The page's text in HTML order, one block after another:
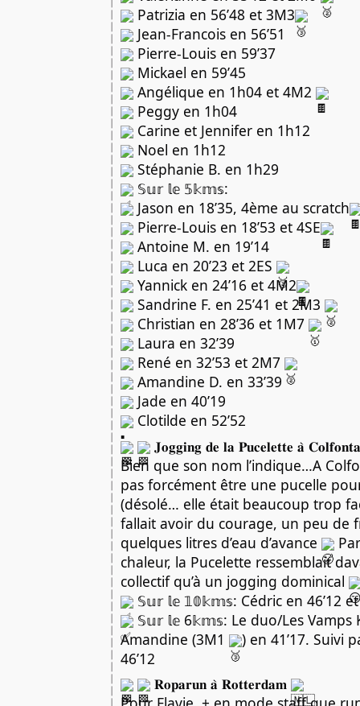
Patrizia en 56’48 et 3M3
Jean-Francois en 56’51
Pierre-Louis en 59’37
Mickael en 59’45
Angélique en 1h04 et 4M2
Peggy en 1h04
Carine et Jennifer en 1h12
Noel en 1h12
Stéphanie B. en 1h29
𝕊𝕦𝕣 𝕝𝕖 𝟝𝕜𝕞𝕤:
Jason en 18’35, 4ème au scratch
Pierre-Louis en 18’53 et 4SE
Antoine M. en 19’14
Luca en 20’23 et 2ES
Yannick en 24’16 et 4M2
Sandrine F. en 25’41 et 2M3
Christian en 28’36 et 1M7
Laura en 32’39
René en 32’53 et 2M7
Amandine D. en 33’39
Jade en 40’19
Clotilde en 52’52
𝐉𝐨𝐠𝐠𝐢𝐧𝐠 𝐝𝐞 𝐥𝐚 𝐏𝐮𝐜𝐞𝐥𝐞𝐭𝐭𝐞 𝐚̀
Bien que son nom l’indique…A
pas forcément être une pucelle
(désolé… elle était beaucoup trop
fallait avoir du courage, un peu de
quelques litres d’eau d’avance
chaleur, la Pucelette ressemblait
collectif qu’à un jogging dominical
𝕊𝕦𝕣 𝕝𝕖 𝟙𝟘𝕜𝕞𝕤: Cédric en 46’12
𝕊𝕦𝕣 𝕝𝕖 6𝕜𝕞𝕤: Le duo/Les Vamps
Amandine (3M1
) en 41’17. Suivi
46’12
𝐑𝐨𝐩𝐚𝐫𝐮𝐧 𝐚̀ 𝐑𝐨𝐭𝐭𝐞𝐫𝐝𝐚𝐦